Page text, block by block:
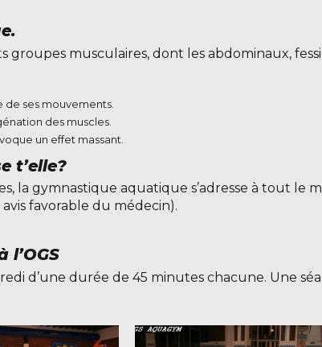
musculaires, dont les abdominaux,
de ses mouvements.
des muscles.
un effet massant.
t’elle?
la gymnastique aquatique s’adresse à tout le
favorable du médecin).
d’une durée de 45 minutes chacune. Une